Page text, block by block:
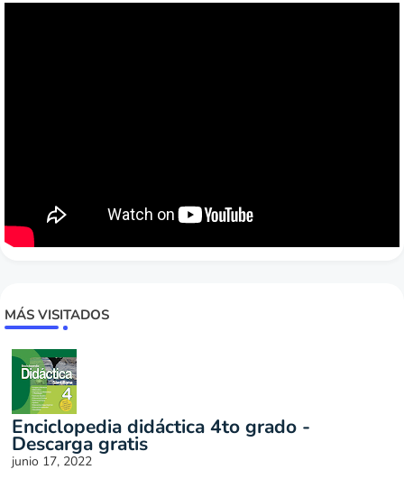
MÁS VISITADOS
Enciclopedia didáctica 4to grado -
Descarga gratis
junio 17, 2022